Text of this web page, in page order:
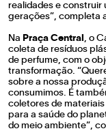
realidades e construir
gerações”, completa
Na Praça Central , o
coleta de resíduos
de perfume, com o
transformação.
sobre a nossa
consumimos. É
coletores de
para a saúde do
do meio ambiente”,